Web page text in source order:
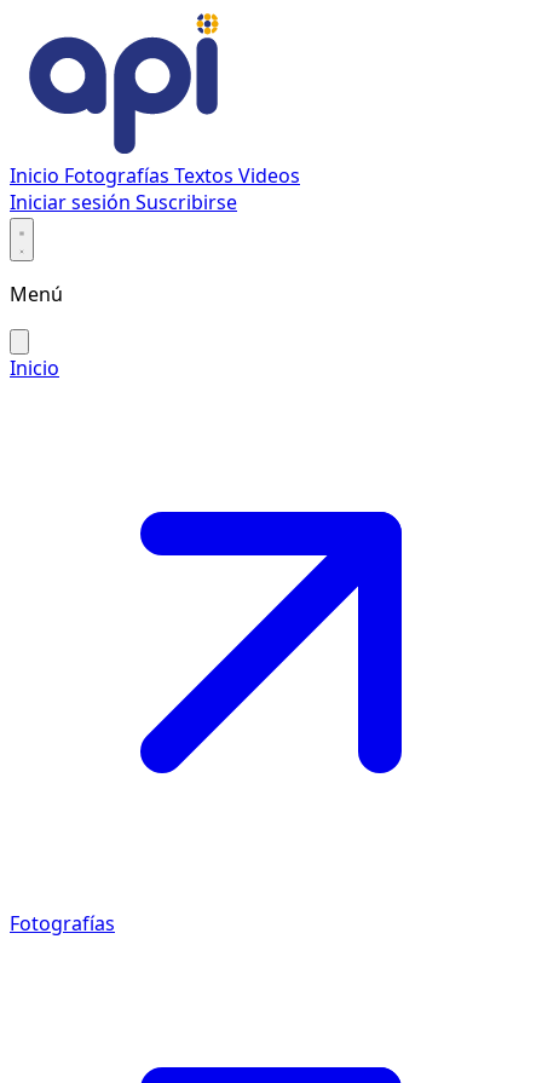
Inicio Fotografías Textos Videos
Iniciar sesión Suscribirse
Menú
Inicio
Fotografías